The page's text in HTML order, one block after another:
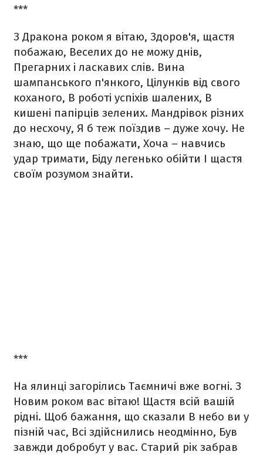
***
З Дракона роком я вітаю, Здоров'я, щастя
побажаю, Веселих до не можу днів,
Прегарних і ласкавих слів. Вина
шампанського п'янкого, Цілунків від свого
коханого, В роботі успіхів шалених, В
кишені папірців зелених. Мандрівок різних
до несхочу, Я б теж поїздив – дуже хочу. Не
знаю, що ще побажати, Хоча – навчись
удар тримати, Біду легенько обійти І щастя
своїм розумом знайти.
***
На ялинці загорілись Таємничі вже вогні. З
Новим роком вас вітаю! Щастя всій вашій
рідні. Щоб бажання, що сказали В небо ви у
пізній час, Всі здійснились неодмінно, Був
завжди добробут у вас. Старий рік забрав